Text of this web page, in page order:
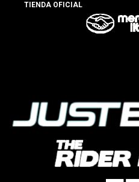
TIENDA OFICIAL